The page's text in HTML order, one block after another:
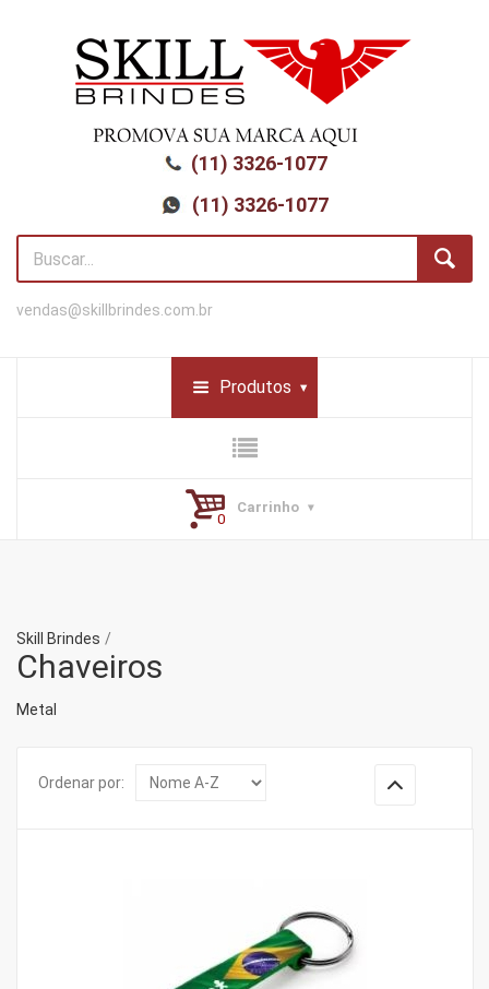
(11) 3326-1077
(11) 3326-1077
vendas@skillbrindes.com.br
Produtos
Carrinho
Skill Brindes
Chaveiros
Metal
Ordenar por: